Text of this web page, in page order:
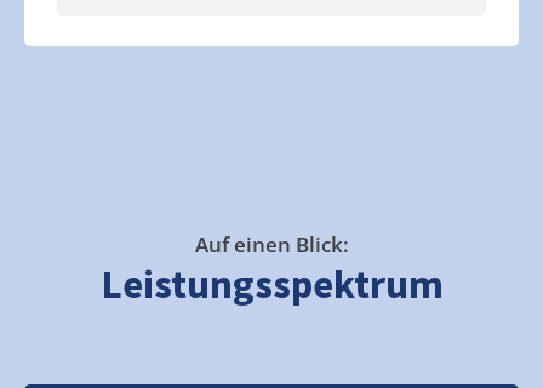
Auf einen Blick:
Leistungsspektrum